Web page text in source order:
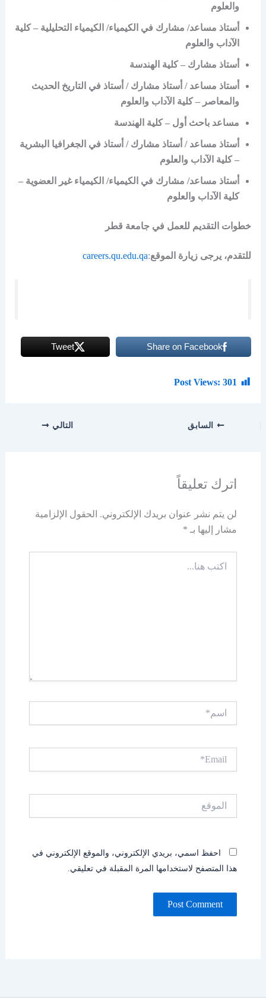
والعلوم
أستاذ مساعد/ مشارك في الكيمياء/ الكيمياء التحليلية – كلية
الآداب والعلوم
أستاذ مشارك – كلية الهندسة
أستاذ مساعد / أستاذ مشارك / أستاذ في التاريخ الحديث
والمعاصر – كلية الآداب والعلوم
مساعد باحث أول – كلية الهندسة
أستاذ مساعد / أستاذ مشارك / أستاذ في الجغرافيا البشرية
– كلية الآداب والعلوم
أستاذ مساعد/ مشارك في الكيمياء/ الكيمياء غير العضوية –
كلية الآداب والعلوم
خطوات التقديم للعمل في جامعة قطر
للتقدم، يرجى زيارة الموقع:
careers.qu.edu.qa
Share on Facebook
Tweet
Post Views: 301
السابق التالي
اترك تعليقاً
لن يتم نشر عنوان بريدك الإلكتروني. الحقول الإلزامية
مشار إليها بـ *
هنا...
احفظ اسمي، بريدي الإلكتروني، والموقع الإلكتروني في
هذا المتصفح لاستخدامها المرة المقبلة في تعليقي.